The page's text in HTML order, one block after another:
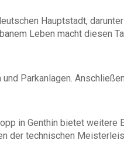
Hauptstadt,
Leben macht diesen
Parkanlagen.
in Genthin bietet weitere
der technischen